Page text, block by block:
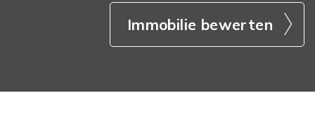
Immobilie bewerten